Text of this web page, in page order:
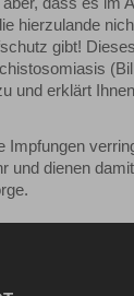
hierzulande
gibt!
und erklärt
Impfungen
und dienen